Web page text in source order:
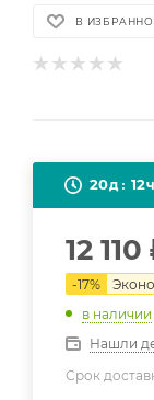
В
20д 12ч
12 110
-17%
в наличии
Нашли
Срок